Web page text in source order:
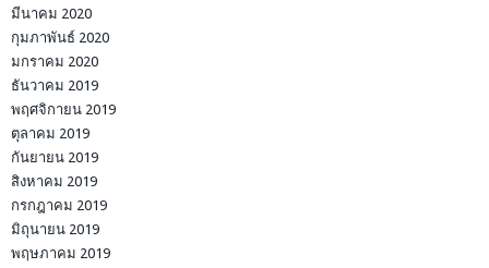
มีนาคม 2020
กุมภาพันธ์ 2020
มกราคม 2020
ธันวาคม 2019
พฤศจิกายน 2019
ตุลาคม 2019
กันยายน 2019
สิงหาคม 2019
กรกฎาคม 2019
มิถุนายน 2019
พฤษภาคม 2019